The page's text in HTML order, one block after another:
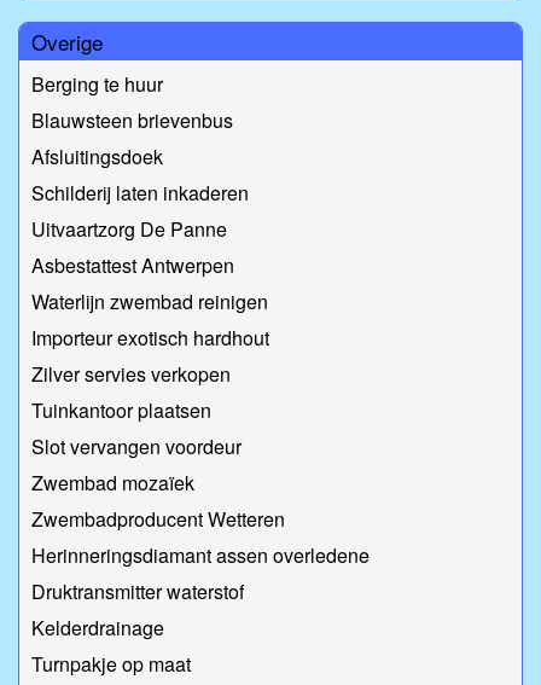
Overige
Berging te huur
Blauwsteen brievenbus
Afsluitingsdoek
Schilderij laten inkaderen
Uitvaartzorg De Panne
Asbestattest Antwerpen
Waterlijn zwembad reinigen
Importeur exotisch hardhout
Zilver servies verkopen
Tuinkantoor plaatsen
Slot vervangen voordeur
Zwembad mozaïek
Zwembadproducent Wetteren
Herinneringsdiamant assen overledene
Druktransmitter waterstof
Kelderdrainage
Turnpakje op maat